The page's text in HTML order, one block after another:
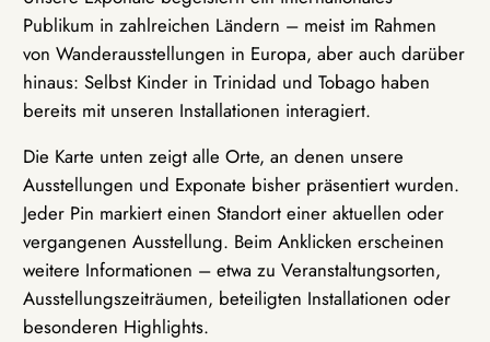
Publikum in zahlreichen Ländern – meist im Rahmen
von Wanderausstellungen in Europa, aber auch darüber
hinaus: Selbst Kinder in Trinidad und Tobago haben
bereits mit unseren Installationen interagiert.
Die Karte unten zeigt alle Orte, an denen unsere
Ausstellungen und Exponate bisher präsentiert wurden.
Jeder Pin markiert einen Standort einer aktuellen oder
vergangenen Ausstellung. Beim Anklicken erscheinen
weitere Informationen – etwa zu Veranstaltungsorten,
Ausstellungszeiträumen, beteiligten Installationen oder
besonderen Highlights.